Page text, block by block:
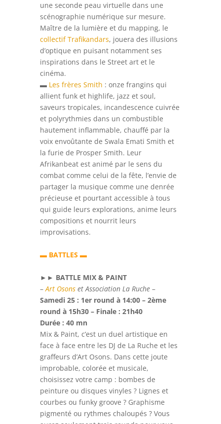
une seconde peau virtuelle dans une
scénographie numérique sur mesure.
Maître de la lumière et du mapping, le
collectif Trafikandars, jouera des illusions
d’optique en puisant notamment ses
inspirations dans le Street art et le
cinéma.
▬Les frères Smith : onze frangins qui
allient funk et highlife, jazz et soul,
saveurs tropicales, incandescence cuivrée
et polyrythmies dans un combustible
hautement inflammable, chauffé par la
voix envoûtante de Swala Emati Smith et
la furie de Prosper Smith. Leur
Afrikanbeat est animé par le sens du
combat comme celui de la fête, l’envie de
partager la musique comme une denrée
précieuse et pourtant accessible à tous
qui guide leurs explorations, anime leurs
compositions et nourrit leurs
improvisations.
▬BATTLES ▬
►► BATTLE MIX & PAINT
– Art Osonset Association La Ruche–
Samedi 25 : 1er round à 14:00 – 2ème
round à 15h30 – Finale : 21h40
Durée : 40 mn
Mix & Paint, c’est un duel artistique en
face à face entre les DJ de La Ruche et les
graffeurs d’Art Osons. Dans cette joute
improbable, colorée et musicale,
choisissez votre camp : bombes de
peinture ou disques vinyles ? Lignes et
courbes ou funky groove ? Graphisme
pigmenté ou rythmes chaloupés ? Vous